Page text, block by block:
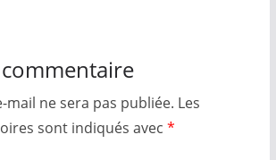
mail ne sera pas publiée. Les
sont indiqués avec *